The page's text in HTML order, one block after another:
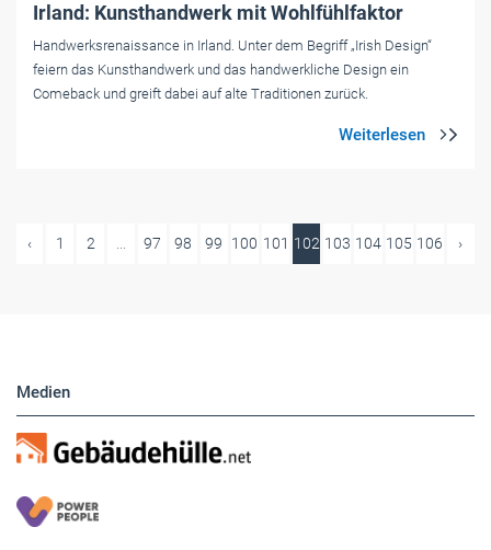
Irland: Kunsthandwerk mit Wohlfühlfaktor
Handwerksrenaissance in Irland. Unter dem Begriff „Irish Design“
feiern das Kunsthandwerk und das handwerkliche Design ein
Comeback und greift dabei auf alte Traditionen zurück.
‹ 1 2 ... 97 98 99 100 101 102 103 104 105 106 ›
Medien